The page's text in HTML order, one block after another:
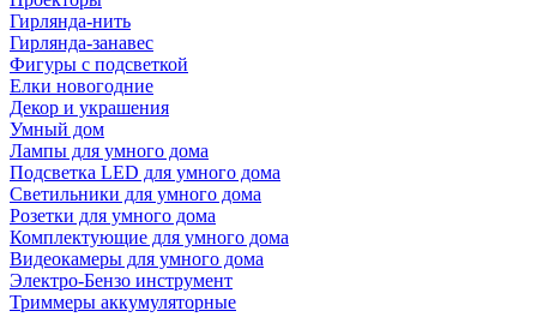
Гирлянда-нить
Гирлянда-занавес
Фигуры с подсветкой
Елки новогодние
Декор и украшения
Умный дом
Лампы для умного дома
Подсветка LED для умного дома
Светильники для умного дома
Розетки для умного дома
Комплектующие для умного дома
Видеокамеры для умного дома
Электро-Бензо инструмент
Триммеры аккумуляторные